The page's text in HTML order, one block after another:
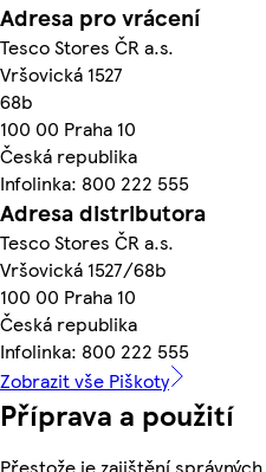
Adresa pro vrácení
Tesco Stores ČR a.s.
Vršovická 1527
68b
100 00 Praha 10
Česká republika
Infolinka: 800 222 555
Adresa distributora
Tesco Stores ČR a.s.
Vršovická 1527/68b
100 00 Praha 10
Česká republika
Infolinka: 800 222 555
Zobrazit vše Piškoty
Příprava a použití